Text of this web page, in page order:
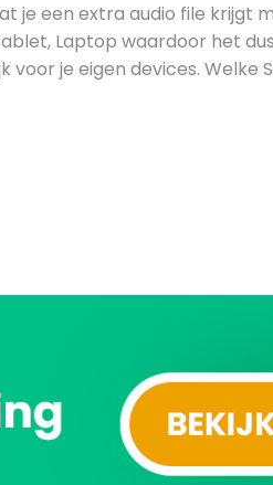
je een extra audio file krijgt
Laptop waardoor het
je eigen devices. Welke